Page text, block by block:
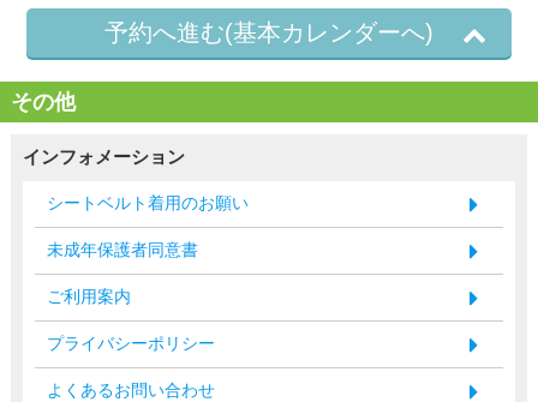
予約へ進む(基本カレンダーへ)
その他
インフォメーション
シートベルト着用のお願い
未成年保護者同意書
ご利用案内
プライバシーポリシー
よくあるお問い合わせ